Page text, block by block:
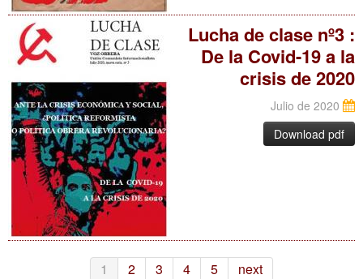
Lucha de clase nº3 :
De la Covid-19 a la
crisis de 2020
Download pdf
1 2 3 4 5 next